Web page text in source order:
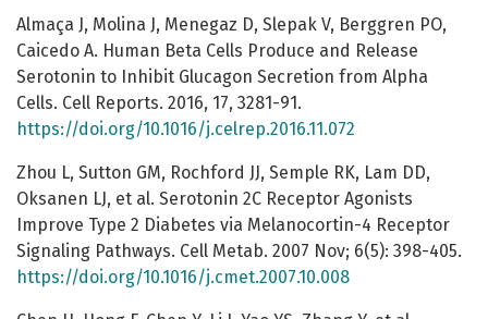
Almaça J, Molina J, Menegaz D, Slepak V, Berggren PO,
Caicedo A. Human Beta Cells Produce and Release
Serotonin to Inhibit Glucagon Secretion from Alpha
Cells. Cell Reports. 2016, 17, 3281-91.
https://doi.org/10.1016/j.celrep.2016.11.072
Zhou L, Sutton GM, Rochford JJ, Semple RK, Lam DD,
Oksanen LJ, et al. Serotonin 2C Receptor Agonists
Improve Type 2 Diabetes via Melanocortin-4 Receptor
Signaling Pathways. Cell Metab. 2007 Nov; 6(5): 398-405.
https://doi.org/10.1016/j.cmet.2007.10.008